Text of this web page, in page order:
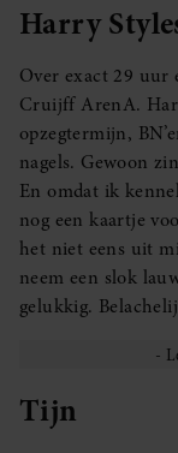
Harry
Over exact 29 uur
Cruijff ArenA.
opzegtermijn,
nagels. Gewoon
En omdat ik
nog een kaartje
het niet eens uit
neem een slok
gelukkig.
Tijn